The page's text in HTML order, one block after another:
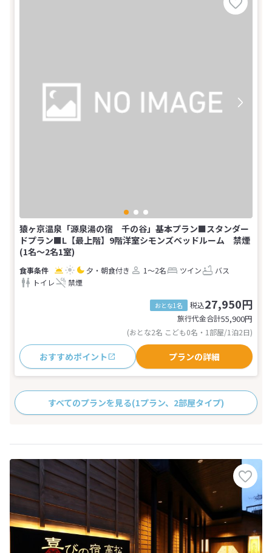
猿ヶ京温泉「源泉湯の宿 千の谷」基本プラン■スタンダー
ドプラン■L【最上階】9階洋室シモンズベッドルーム 禁煙
(1名～2名1室)
夕・朝食付き 1～2名 ツイン
バス
トイレ
禁煙
おとな1名 税込27,950円
旅行代金合計55,900円
(おとな2名 こども0名・1部屋/1泊2日)
おすすめポイント プランの詳細
すべてのプランを見る(1プラン、2部屋タイプ)